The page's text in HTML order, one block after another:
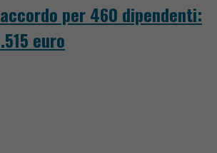
per 460 dipendenti:
euro